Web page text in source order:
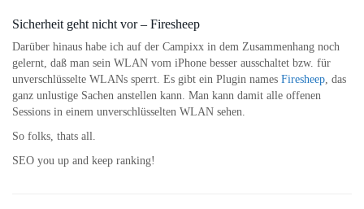
Sicherheit geht nicht vor – Firesheep
Darüber hinaus habe ich auf der Campixx in dem Zusammenhang noch
gelernt, daß man sein WLAN vom iPhone besser ausschaltet bzw. für
unverschlüsselte WLANs sperrt. Es gibt ein Plugin names Firesheep, das
ganz unlustige Sachen anstellen kann. Man kann damit alle offenen
Sessions in einem unverschlüsselten WLAN sehen.
So folks, thats all.
SEO you up and keep ranking!